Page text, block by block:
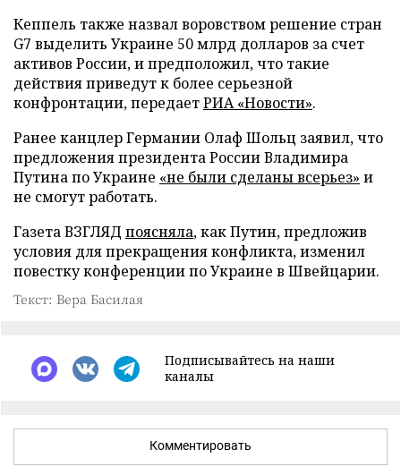
Кеппель также назвал воровством решение стран
G7 выделить Украине 50 млрд долларов за счет
активов России, и предположил, что такие
действия приведут к более серьезной
конфронтации, передаетРИА «Новости».
Ранее канцлер Германии Олаф Шольц заявил, что
предложения президента России Владимира
Путина по Украине «не были сделаны всерьез» и
не смогут работать.
Газета ВЗГЛЯД поясняла, как Путин, предложив
условия для прекращения конфликта, изменил
повестку конференции по Украине в Швейцарии.
Текст: Вера Басилая
Подписывайтесь на наши
каналы
Комментировать